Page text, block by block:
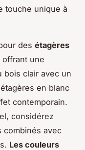
touche unique à
des étagères
offrant une
bois clair avec un
en blanc
contemporain.
considérez
combinés avec
Les couleurs